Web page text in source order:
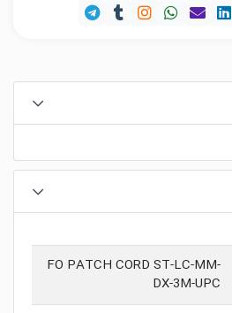
FO PATCH CORD ST-LC-MM-
DX-3M-UPC